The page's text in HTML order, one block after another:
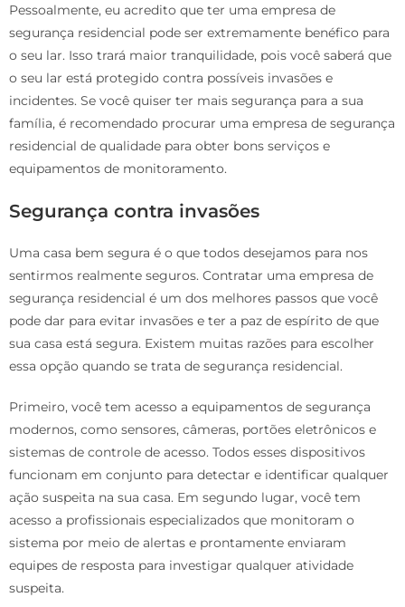
Pessoalmente, eu acredito que ter uma empresa de
segurança residencial pode ser extremamente benéfico para
o seu lar. Isso trará maior tranquilidade, pois você saberá que
o seu lar está protegido contra possíveis invasões e
incidentes. Se você quiser ter mais segurança para a sua
família, é recomendado procurar uma empresa de segurança
residencial de qualidade para obter bons serviços e
equipamentos de monitoramento.
Segurança contra invasões
Uma casa bem segura é o que todos desejamos para nos
sentirmos realmente seguros. Contratar uma empresa de
segurança residencial é um dos melhores passos que você
pode dar para evitar invasões e ter a paz de espírito de que
sua casa está segura. Existem muitas razões para escolher
essa opção quando se trata de segurança residencial.
Primeiro, você tem acesso a equipamentos de segurança
modernos, como sensores, câmeras, portões eletrônicos e
sistemas de controle de acesso. Todos esses dispositivos
funcionam em conjunto para detectar e identificar qualquer
ação suspeita na sua casa. Em segundo lugar, você tem
acesso a profissionais especializados que monitoram o
sistema por meio de alertas e prontamente enviaram
equipes de resposta para investigar qualquer atividade
suspeita.